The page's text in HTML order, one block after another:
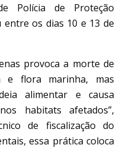
Polícia de Proteção
entre os dias 10 e 13 de
provoca a morte de
e flora marinha, mas
alimentar e causa
habitats afetados”,
de fiscalização do
essa prática coloca